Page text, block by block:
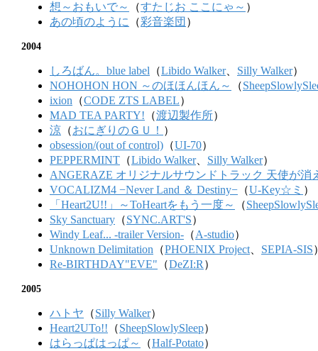
想～おもいで～
（すたじお ここにゃ～ ）
あの頃のように
（彩音楽団 ）
2004
しろばん。blue label （Libido Walker、 Silly Walker）
NOHOHON HON ～のほほんほん～
（
ixion （CODE ZTS LABEL）
MAD TEA PARTY! （渡辺製作所）
涼 （おにぎりのＧＵ！ ）
obsession/(out of control) （UI-70）
PEPPERMINT （Libido Walker、 Silly Walker）
ANGERAZE オリジナルサウンドトラック 天使が消
VOCALIZM4 −Never Land ＆ Destiny− （U-Key☆ミ ）
「Heart2U!!」～ToHeartをもう一度～
（
Sky Sanctuary （SYNC.ART'S）
Windy Leaf... -trailer Version- （A-studio）
Unknown Delimitation （PHOENIX Project SEPIA-SIS
Re-BIRTHDAY"EVE" （DeZI:R ）
2005
ハトヤ （Silly Walker）
Heart2UTo!! （SheepSlowlySleep）
はらっぱはっぱ～
（Half-Potato）